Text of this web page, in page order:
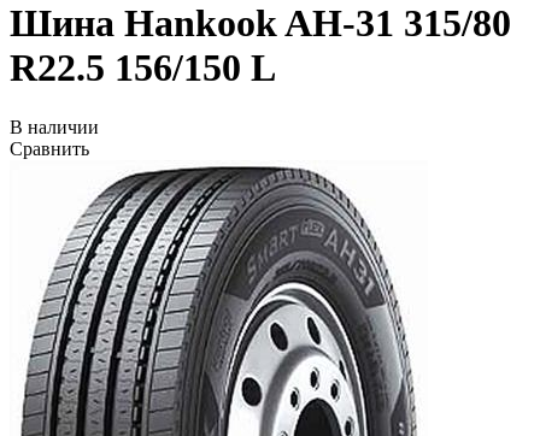
Шина Hankook AH-31 315/80
R22.5 156/150 L
В наличии
Сравнить